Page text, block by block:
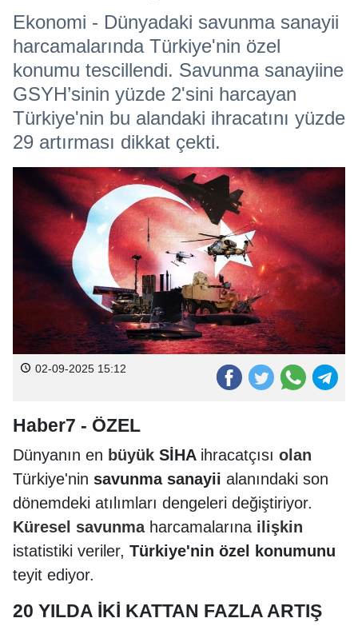
Ekonomi - Dünyadaki savunma sanayii
harcamalarında Türkiye'nin özel
konumu tescillendi. Savunma sanayiine
GSYH’sinin yüzde 2'sini harcayan
Türkiye'nin bu alandaki ihracatını yüzde
29 artırması dikkat çekti.
02-09-2025 15:12
Haber7 - ÖZEL
Dünyanın en büyük SİHA ihracatçısı olan
Türkiye'nin savunma sanayii alanındaki son
dönemdeki atılımları dengeleri değiştiriyor.
Küresel savunmaharcamalarına ilişkin
istatistiki veriler, Türkiye'nin özel konumunu
teyit ediyor.
20 YILDA İKİ KATTAN FAZLA ARTIŞ